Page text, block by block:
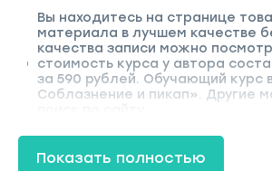
Вы находитесь на странице
материала в лучшем качестве
качества записи можно
стоимость курса у автора
за 590 рублей. Обучающий курс
Соблазнение и пикап». Другие
Показать полностью